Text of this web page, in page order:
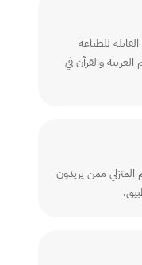
للطباعة
والقرآن في
المنزلي ممن يريدون